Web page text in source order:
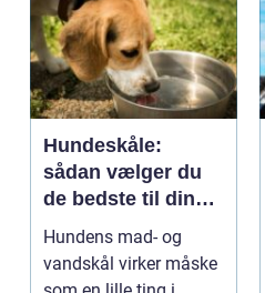
Hundeskåle:
sådan vælger du
de bedste til din
hund
Hundens mad- og
vandskål virker måske